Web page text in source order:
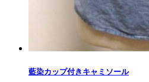
藍染カップ付きキャミソール